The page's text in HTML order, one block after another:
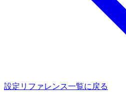
設定リファレンス一覧に戻る